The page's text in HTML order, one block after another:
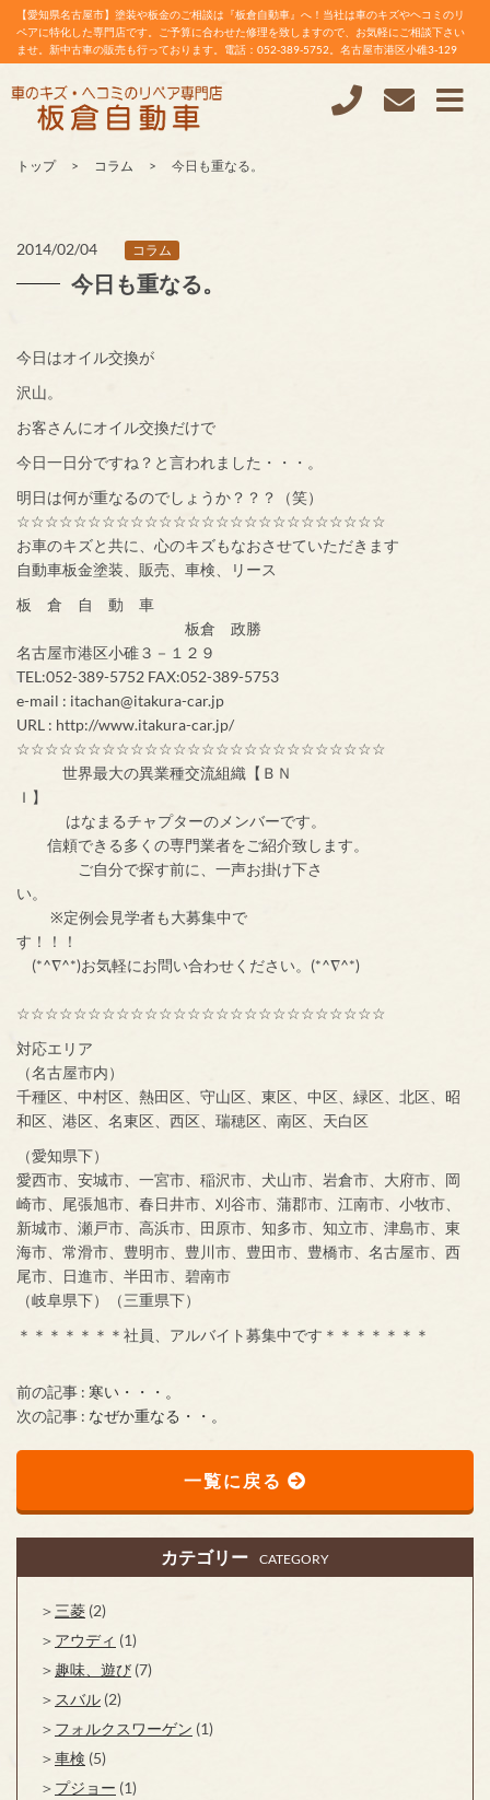
【愛知県名古屋市】塗装や板金のご相談は『板倉自動車』へ！当社は車のキズやヘコミのリ
ペアに特化した専門店です。ご予算に合わせた修理を致しますので、お気軽にご相談下さい
ませ。新中古車の販売も行っております。電話：052-389-5752。名古屋市港区小碓3-129
トップ コラム 今日も重なる。
2014/02/04 コラム
今日も重なる。
今日はオイル交換が
沢山。
お客さんにオイル交換だけで
今日一日分ですね？と言われました・・・。
明日は何が重なるのでしょうか？？？（笑）
☆☆☆☆☆☆☆☆☆☆☆☆☆☆☆☆☆☆☆☆☆☆☆☆☆☆
お車のキズと共に、心のキズもなおさせていただきます
自動車板金塗装、販売、車検、リース
板 倉 自 動 車
板倉 政勝
名古屋市港区小碓３－１２９
TEL:052-389-5752 FAX:052-389-5753
e-mail : itachan@itakura-car.jp
URL : http://www.itakura-car.jp/
☆☆☆☆☆☆☆☆☆☆☆☆☆☆☆☆☆☆☆☆☆☆☆☆☆☆
世界最大の異業種交流組織【ＢＮ
Ｉ】
はなまるチャプターのメンバーです。
信頼できる多くの専門業者をご紹介致します。
ご自分で探す前に、一声お掛け下さ
い。
※定例会見学者も大募集中で
す！！！
(*^∇^*)お気軽にお問い合わせください。(*^∇^*)
☆☆☆☆☆☆☆☆☆☆☆☆☆☆☆☆☆☆☆☆☆☆☆☆☆☆
対応エリア
（名古屋市内）
千種区、中村区、熱田区、守山区、東区、中区、緑区、北区、昭
和区、港区、名東区、西区、瑞穂区、南区、天白区
（愛知県下）
愛西市、安城市、一宮市、稲沢市、犬山市、岩倉市、大府市、岡
崎市、尾張旭市、春日井市、刈谷市、蒲郡市、江南市、小牧市、
新城市、瀬戸市、高浜市、田原市、知多市、知立市、津島市、東
海市、常滑市、豊明市、豊川市、豊田市、豊橋市、名古屋市、西
尾市、日進市、半田市、碧南市
（岐阜県下）（三重県下）
＊＊＊＊＊＊＊社員、アルバイト募集中です＊＊＊＊＊＊＊
前の記事 : 寒い・・・。
次の記事 : なぜか重なる・・。
一覧に戻る
カテゴリー CATEGORY
三菱 (2)
アウディ (1)
趣味、遊び (7)
スバル (2)
フォルクスワーゲン (1)
車検 (5)
プジョー (1)